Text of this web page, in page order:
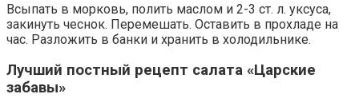
Всыпать в морковь, полить маслом и 2-3 ст. л. уксуса,
закинуть чеснок. Перемешать. Оставить в прохладе на
час. Разложить в банки и хранить в холодильнике.
Лучший постный рецепт салата «Царские
забавы»